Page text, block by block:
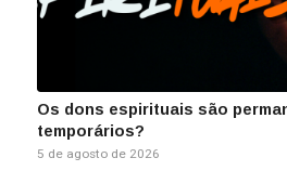
Os dons espirituais são
temporários?
5 de agosto de 2026